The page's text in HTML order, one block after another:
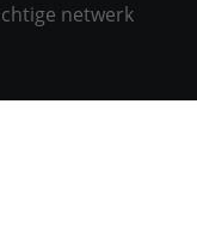
netwerk